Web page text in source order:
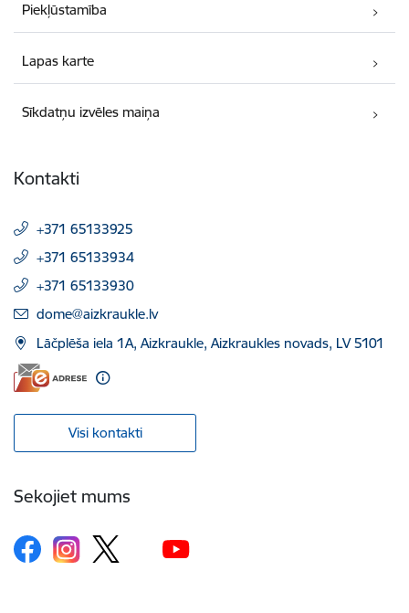
Piekļūstamība
Lapas karte
Sīkdatņu izvēles maiņa
Kontakti
+371 65133925
+371 65133934
+371 65133930
E-pasts:
dome@aizkraukle.lv
Lāčplēša iela 1A, Aizkraukle, Aizkraukles novads, LV 5101
Visi kontakti
Sekojiet mums